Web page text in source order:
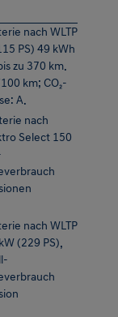
km; CO₂-
A.
nach
Select 150
nach WLTP
(229 PS),
nach
110 kWh
bis